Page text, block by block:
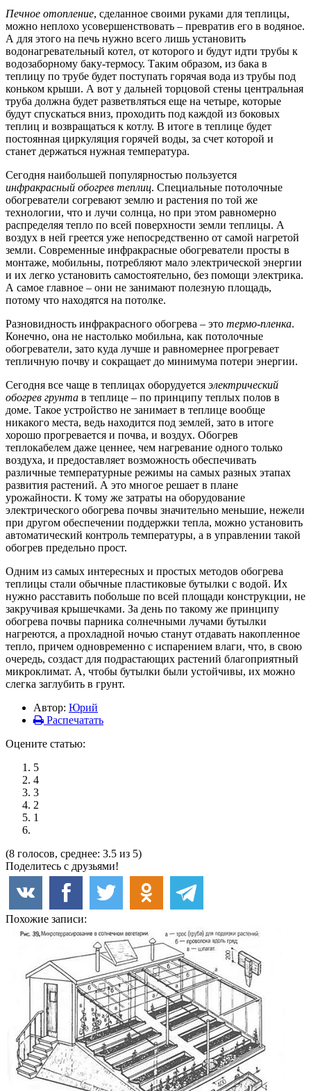
Печное отопление, сделанное своими руками для теплицы,
можно неплохо усовершенствовать – превратив его в водяное.
А для этого на печь нужно всего лишь установить
водонагревательный котел, от которого и будут идти трубы к
водозаборному баку-термосу. Таким образом, из бака в
теплицу по трубе будет поступать горячая вода из трубы под
коньком крыши. А вот у дальней торцовой стены центральная
труба должна будет разветвляться еще на четыре, которые
будут спускаться вниз, проходить под каждой из боковых
теплиц и возвращаться к котлу. В итоге в теплице будет
постоянная циркуляция горячей воды, за счет которой и
станет держаться нужная температура.
Сегодня наибольшей популярностью пользуется
инфракрасный обогрев теплиц. Специальные потолочные
обогреватели согревают землю и растения по той же
технологии, что и лучи солнца, но при этом равномерно
распределяя тепло по всей поверхности земли теплицы. А
воздух в ней греется уже непосредственно от самой нагретой
земли. Современные инфракрасные обогреватели просты в
монтаже, мобильны, потребляют мало электрической энергии
и их легко установить самостоятельно, без помощи электрика.
А самое главное – они не занимают полезную площадь,
потому что находятся на потолке.
Разновидность инфракрасного обогрева – это термо-пленка.
Конечно, она не настолько мобильна, как потолочные
обогреватели, зато куда лучше и равномернее прогревает
тепличную почву и сокращает до минимума потери энергии.
Сегодня все чаще в теплицах оборудуется электрический
обогрев грунта в теплице – по принципу теплых полов в
доме. Такое устройство не занимает в теплице вообще
никакого места, ведь находится под землей, зато в итоге
хорошо прогревается и почва, и воздух. Обогрев
теплокабелем даже ценнее, чем нагревание одного только
воздуха, и предоставляет возможность обеспечивать
различные температурные режимы на самых разных этапах
развития растений. А это многое решает в плане
урожайности. К тому же затраты на оборудование
электрического обогрева почвы значительно меньшие, нежели
при другом обеспечении поддержки тепла, можно установить
автоматический контроль температуры, а в управлении такой
обогрев предельно прост.
Одним из самых интересных и простых методов обогрева
теплицы стали обычные пластиковые бутылки с водой. Их
нужно расставить побольше по всей площади конструкции, не
закручивая крышечками. За день по такому же принципу
обогрева почвы парника солнечными лучами бутылки
нагреются, а прохладной ночью станут отдавать накопленное
тепло, причем одновременно с испарением влаги, что, в свою
очередь, создаст для подрастающих растений благоприятный
микроклимат. А, чтобы бутылки были устойчивы, их можно
слегка заглубить в грунт.
Автор: Юрий
Распечатать
Оцените статью:
5
4
3
2
1
(8 голосов, среднее: 3.5 из 5)
Поделитесь с друзьями!
Похожие записи: